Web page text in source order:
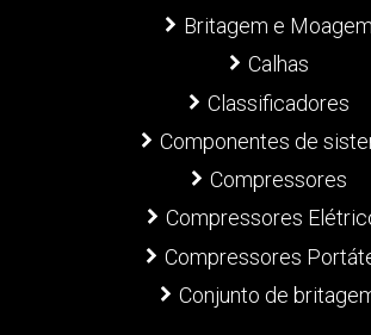
Britagem e Moagem
Calhas
Classificadores
Componentes de
Compressores
Compressores
Compressores
Conjunto de